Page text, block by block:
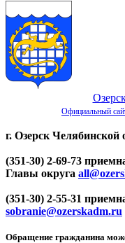
Официальный
г. Озерск Челябинской
(351-30) 2-69-73
Главы округа
(351-30) 2-55-31
sobranie@ozerskadm.ru
Обращение гражданина